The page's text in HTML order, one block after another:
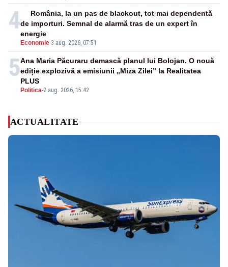
4
Economie-3 aug. 2026, 07:51
România, la un pas de blackout, tot mai dependentă
de importuri. Semnal de alarmă tras de un expert în
energie
5
Politica-2 aug. 2026, 15:42
Ana Maria Păcuraru demască planul lui Bolojan. O nouă
ediție explozivă a emisiunii „Miza Zilei” la Realitatea
PLUS
ACTUALITATE